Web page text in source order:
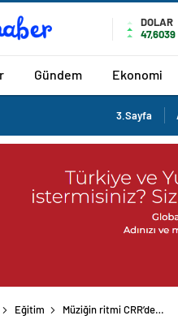
DOLAR
47,6039
Gündem Ekonomi
3.Sayfa
Eğitim Müziğin ritmi CRR’de…